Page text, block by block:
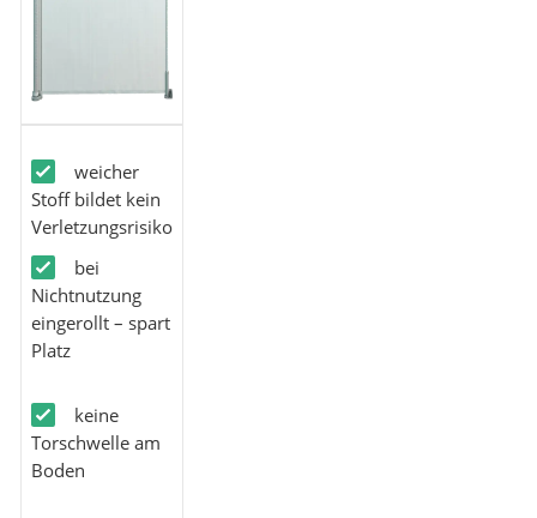
weicher
Stoff bildet kein
Verletzungsrisiko
bei
Nichtnutzung
eingerollt – spart
Platz
keine
Torschwelle am
Boden